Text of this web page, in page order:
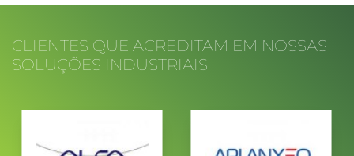
CLIENTES QUE ACREDITAM EM NOSSAS
SOLUÇÕES INDUSTRIAIS